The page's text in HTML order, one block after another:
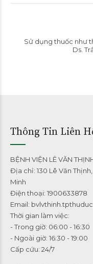
Sử dụng thuốc như
Ds.
Thông Tin Liên
BỆNH VIỆN LÊ VĂN
Địa chỉ: 130 Lê Văn
Minh
Điện thoại: 1900633878
Email:
Thời gian làm việc:
- Trong giờ: 06:00 - 16:30
- Ngoài giờ: 16:30 - 19:00
Cấp cứu: 24/7